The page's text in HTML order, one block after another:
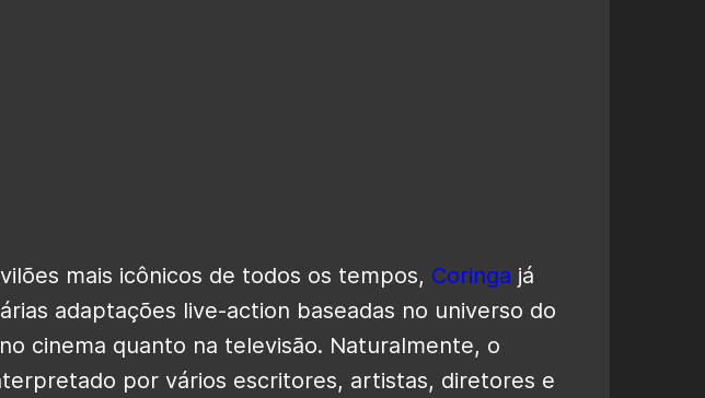
mais icônicos de todos os tempos, Coringa já
adaptações live-action baseadas no universo do
cinema quanto na televisão. Naturalmente, o
por vários escritores, artistas, diretores e